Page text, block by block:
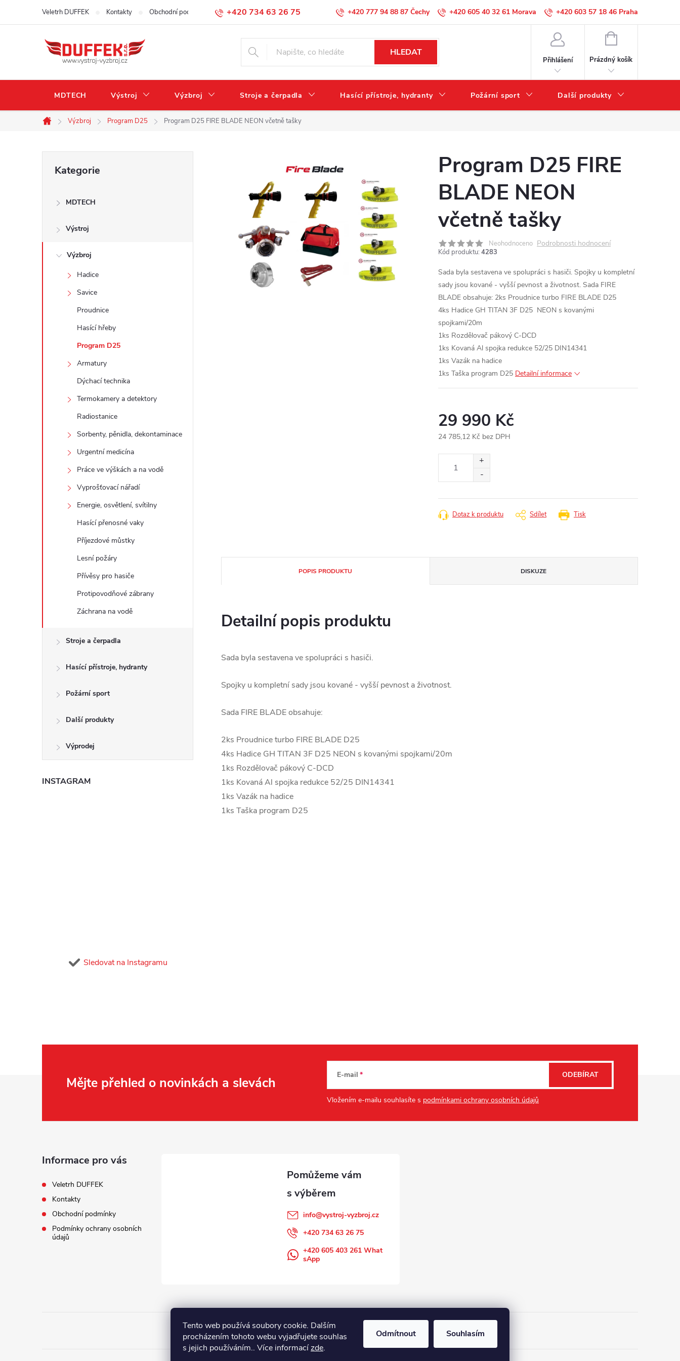
Tento web používá soubory cookie. Dalším
procházením tohoto webu vyjadřujete souhlas
s jejich používáním.. Více informacízde.
Odmítnout Souhlasím
+420 734 63 26 75
Veletrh DUFFEK Kontakty Obchodní podmínky Podmínky ochrany osobních údajů +420 777 94 88 87 +420 605 40 32 61 +420 603 57 18 46
HLEDAT
Přihlášení
NÁKUPNÍ
Prázdný košík
MDTECH Výstroj Výzbroj Stroje a čerpadla Hasící přístroje, hydranty Požární sport Další produkty
Domů
Výzbroj Program D25 Program D25 FIRE BLADE NEON včetně tašky
t
kategorie
Kategorie
MDTECH
Výstroj
Výzbroj
Hadice
Savice
Proudnice
Hasící hřeby
Program D25
Armatury
Dýchací technika
Termokamery a detektory
Radiostanice
Sorbenty, pěnidla, dekontaminace
Urgentní medicína
Práce ve výškách a na vodě
Vyprošťovací nářadí
Energie, osvětlení, svítilny
Hasící přenosné vaky
Příjezdové můstky
Lesní požáry
Přívěsy pro hasiče
Protipovodňové zábrany
Záchrana na vodě
Stroje a čerpadla
Hasící přístroje, hydranty
Požární sport
Další produkty
Výprodej
INSTAGRAM
Sledovat na Instagramu
Program D25 FIRE
BLADE NEON
včetně tašky
Neohodnoceno Podrobnosti hodnocení
Kód produktu: 4283
Sada byla sestavena ve spolupráci s hasiči. Spojky u kompletní
sady jsou kované - vyšší pevnost a životnost. Sada FIRE
BLADE obsahuje: 2ks Proudnice turbo FIRE BLADE D25
4ks Hadice GH TITAN 3F D25 NEON s kovanými
spojkami/20m
1ks Rozdělovač pákový C-DCD
1ks Kovaná Al spojka redukce 52/25 DIN14341
1ks Vazák na hadice
1ks Taška program D25 Detailní informace
29 990 Kč
24 785,12 Kč bez DPH
Tisk
Dotaz k produktu Sdílet
POPIS PRODUKTU DISKUZE
Detailní popis produktu
Sada byla sestavena ve spolupráci s hasiči.
Spojky u kompletní sady jsou kované - vyšší pevnost a životnost.
Sada FIRE BLADE obsahuje:
2ks Proudnice turbo FIRE BLADE D25
4ks Hadice GH TITAN 3F D25 NEON s kovanými spojkami/20m
1ks Rozdělovač pákový C-DCD
1ks Kovaná Al spojka redukce 52/25 DIN14341
1ks Vazák na hadice
1ks Taška program D25
Mějte přehled o novinkách a slevách E-mail
Vložením e-mailu souhlasíte s podmínkami ochrany osobních údajů
ODEBÍRAT
Informace pro vás
Veletrh DUFFEK
Kontakty
Obchodní podmínky
Podmínky ochrany osobních
údajů
info@vystroj-vyzbroj.cz
+420 734 63 26 75
+420 605 403 261 What
sApp